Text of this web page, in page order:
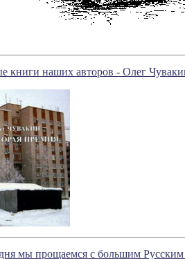
книги наших авторов - Олег
мы прощаемся с большим